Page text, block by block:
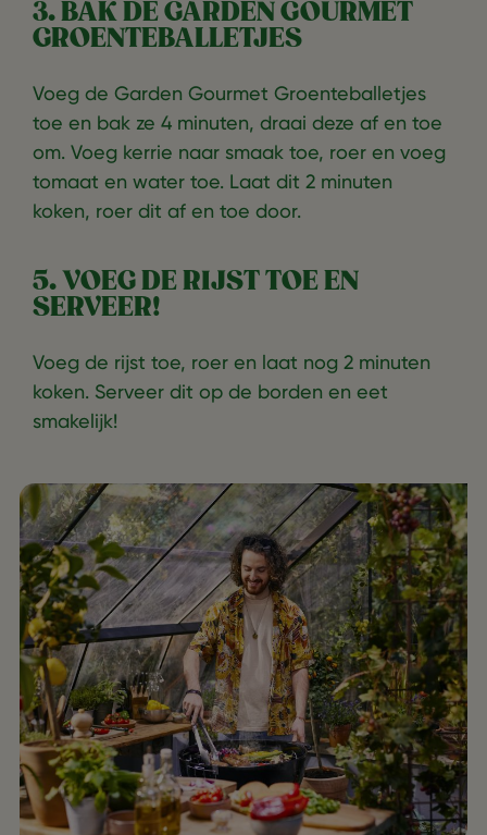
3. BAK DE GARDEN GOURMET
GROENTEBALLETJES
Voeg de Garden Gourmet Groenteballetjes
toe en bak ze 4 minuten, draai deze af en toe
om. Voeg kerrie naar smaak toe, roer en voeg
tomaat en water toe. Laat dit 2 minuten
koken, roer dit af en toe door.
5. VOEG DE RIJST TOE EN
SERVEER!
Voeg de rijst toe, roer en laat nog 2 minuten
koken. Serveer dit op de borden en eet
smakelijk!